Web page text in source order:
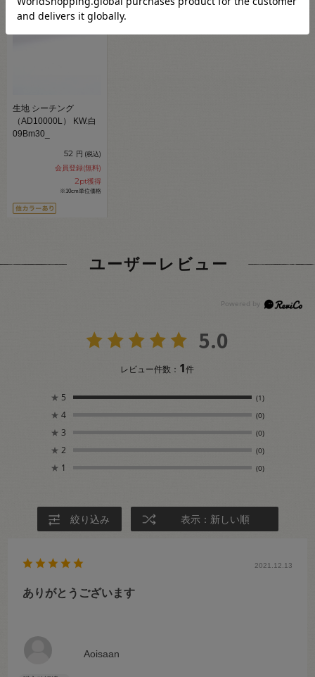
生地 シーチング
（AD10000L） KW.白
09Bm30_
52 円 (税込)
会員登録(無料)
2pt獲得
※10cm単位価格
ユーザーレビュー
5.0
レビュー件数： 1件
★ 5 (1)
★ 4 (0)
★ 3 (0)
★ 2 (0)
★ 1 (0)
絞り込み 表示：新しい順
Aoisaan
2021.12.13
ありがとうございます